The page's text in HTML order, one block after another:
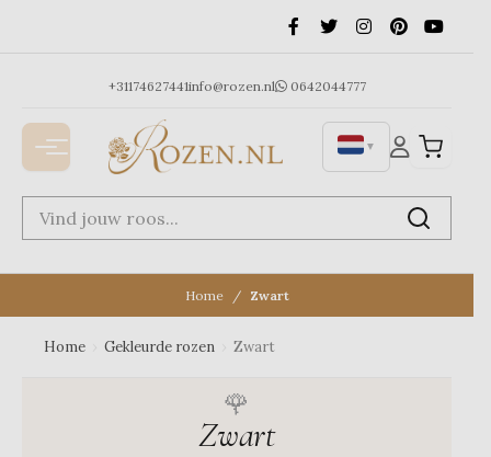
+31174627441info@rozen.nl 0642044777
▼
Home Zwart
Home Gekleurde rozen Zwart
Zwart